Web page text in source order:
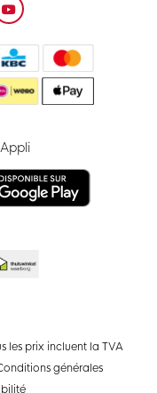
les prix incluent la TVA
générales